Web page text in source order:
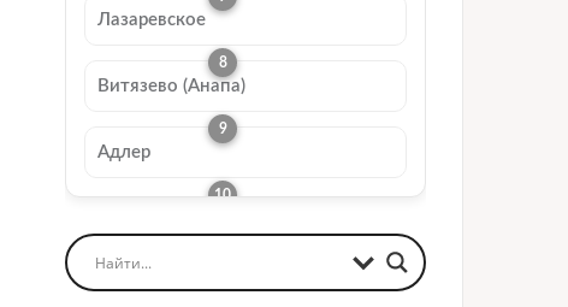
Лазаревское
Витязево (Анапа)
Адлер